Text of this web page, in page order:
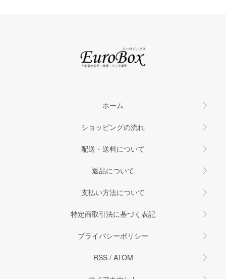
ホーム
ショッピングの流れ
配送・送料について
返品について
支払い方法について
特定商取引法に基づく表記
プライバシーポリシー
RSS/ ATOM